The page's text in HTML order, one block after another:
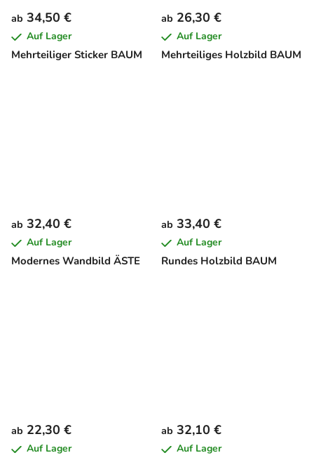
Mehrteiliger Sticker BAUM
ab 34,50 €
Auf Lager
Mehrteiliges Holzbild BAUM
ab 26,30 €
Auf Lager
Modernes Wandbild ÄSTE
ab 32,40 €
Auf Lager
Rundes Holzbild BAUM
ab 33,40 €
Auf Lager
ab 22,30 €
Auf Lager
ab 32,10 €
Auf Lager